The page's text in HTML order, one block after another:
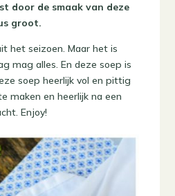
door de smaak van deze
groot.
het seizoen. Maar het is
mag alles. En deze soep is
soep heerlijk vol en pittig
maken en heerlijk na een
Enjoy!